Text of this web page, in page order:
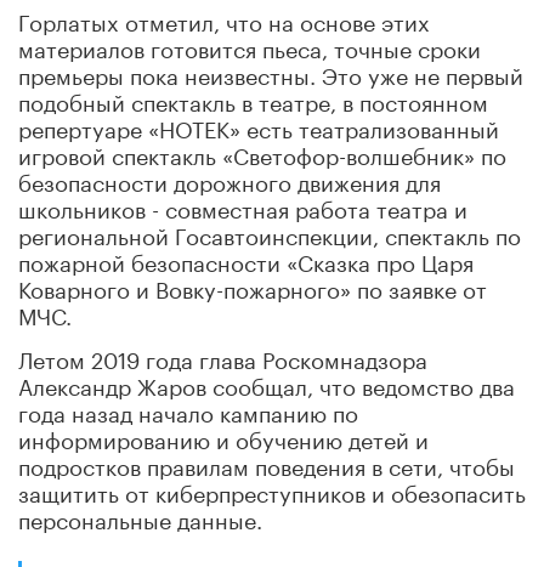
Горлатых отметил, что на основе этих
материалов готовится пьеса, точные сроки
премьеры пока неизвестны. Это уже не первый
подобный спектакль в театре, в постоянном
репертуаре «НОТЕК» есть театрализованный
игровой спектакль «Светофор-волшебник» по
безопасности дорожного движения для
школьников - совместная работа театра и
региональной Госавтоинспекции, спектакль по
пожарной безопасности «Сказка про Царя
Коварного и Вовку-пожарного» по заявке от
МЧС.
Летом 2019 года глава Роскомнадзора
Александр Жаров сообщал, что ведомство два
года назад начало кампанию по
информированию и обучению детей и
подростков правилам поведения в сети, чтобы
защитить от киберпреступников и обезопасить
персональные данные.